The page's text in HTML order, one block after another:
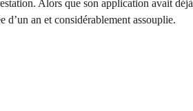
Alors que son application avait déjà
d’un an et considérablement assouplie.